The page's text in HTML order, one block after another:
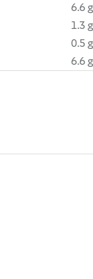
6.6 g
1.3 g
0.5 g
6.6 g